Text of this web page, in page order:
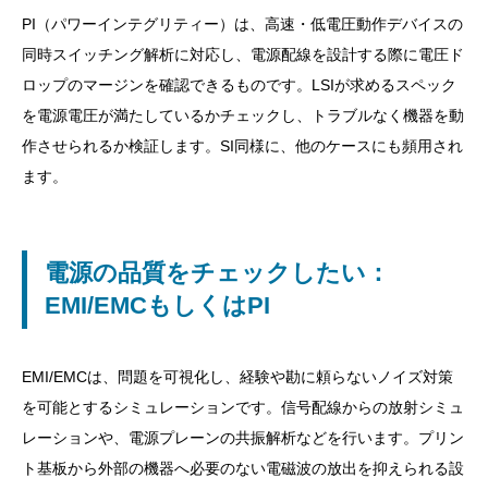
PI（パワーインテグリティー）は、高速・低電圧動作デバイスの
同時スイッチング解析に対応し、電源配線を設計する際に電圧ド
ロップのマージンを確認できるものです。LSIが求めるスペック
を電源電圧が満たしているかチェックし、トラブルなく機器を動
作させられるか検証します。SI同様に、他のケースにも頻用され
ます。
電源の品質をチェックしたい：
EMI/EMCもしくはPI
EMI/EMCは、問題を可視化し、経験や勘に頼らないノイズ対策
を可能とするシミュレーションです。信号配線からの放射シミュ
レーションや、電源プレーンの共振解析などを行います。プリン
ト基板から外部の機器へ必要のない電磁波の放出を抑えられる設